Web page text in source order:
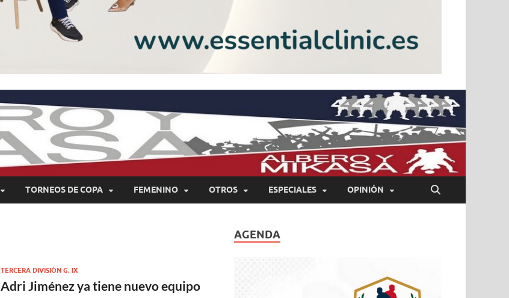
TORNEOS DE COPA FEMENINO OTROS ESPECIALES OPINIÓN
TERCERA DIVISIÓN G. IX
Adri Jiménez ya tiene nuevo equipo
AGENDA